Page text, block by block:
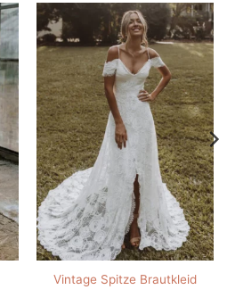
Vintage Spitze Brautkleid